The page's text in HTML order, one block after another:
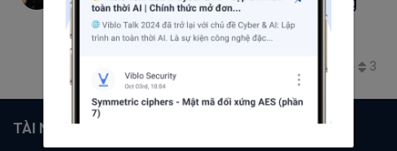
dành cho dev, tester
Tips in testing
3
TÀI NGUYÊN